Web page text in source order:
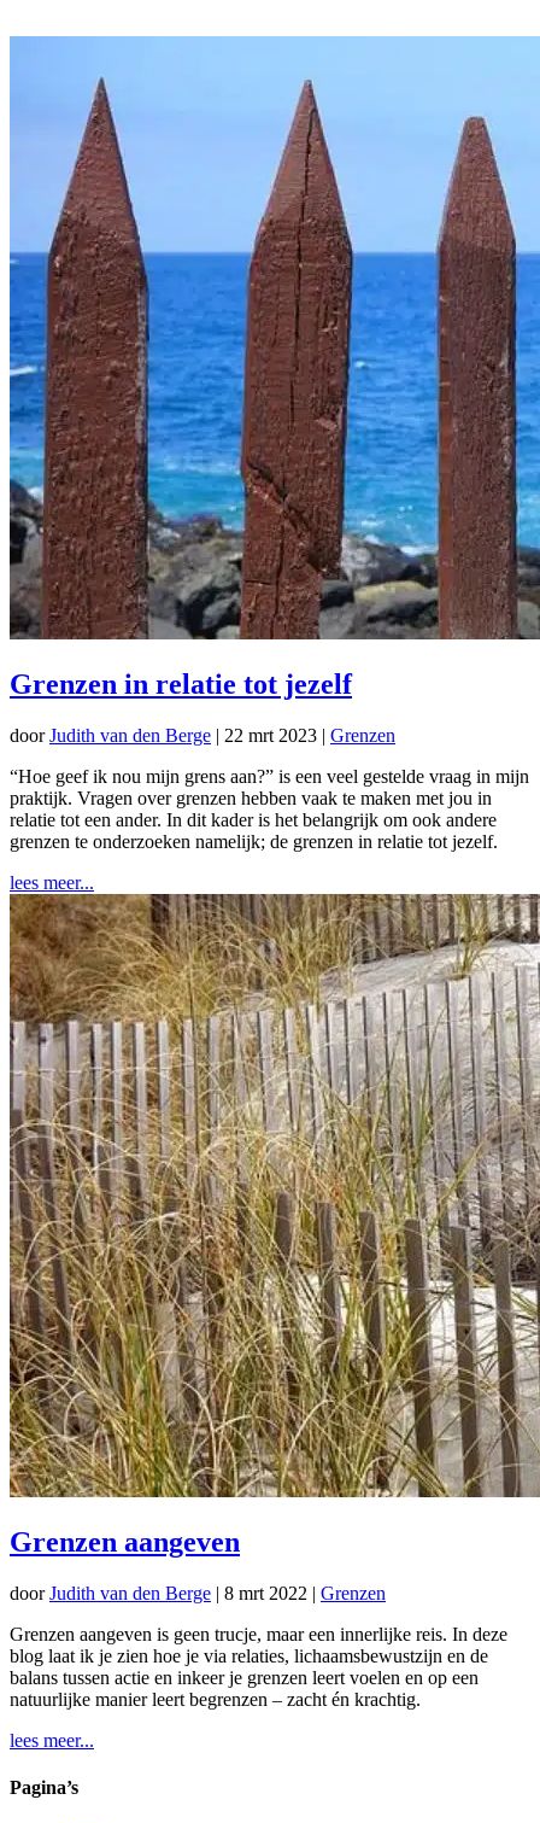
Grenzen in relatie tot jezelf
doorJudith van den Berge | 22 mrt 2023 | Grenzen
“Hoe geef ik nou mijn grens aan?” is een veel gestelde vraag in mijn
praktijk. Vragen over grenzen hebben vaak te maken met jou in
relatie tot een ander. In dit kader is het belangrijk om ook andere
grenzen te onderzoeken namelijk; de grenzen in relatie tot jezelf.
lees meer...
Grenzen aangeven
doorJudith van den Berge | 8 mrt 2022 | Grenzen
Grenzen aangeven is geen trucje, maar een innerlijke reis. In deze
blog laat ik je zien hoe je via relaties, lichaamsbewustzijn en de
balans tussen actie en inkeer je grenzen leert voelen en op een
natuurlijke manier leert begrenzen – zacht én krachtig.
lees meer...
Pagina’s